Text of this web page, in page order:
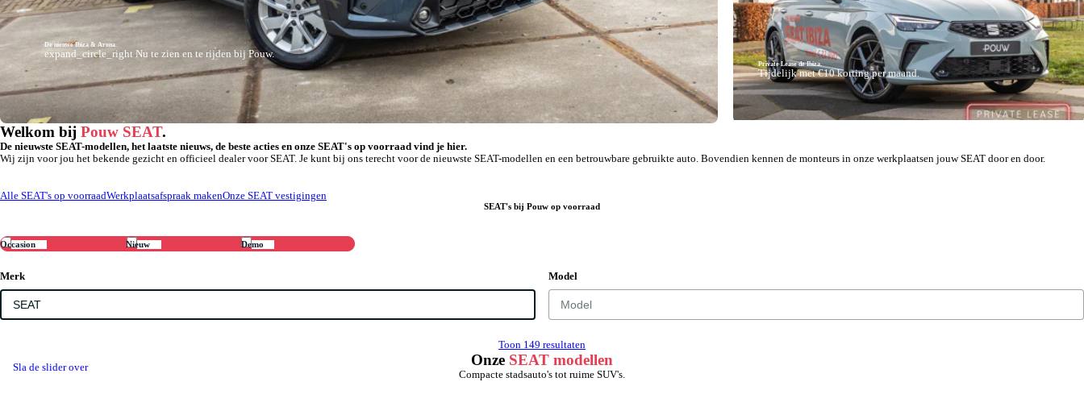
De nieuwe Ibiza & Arona.
expand_circle_rightNu te zien en te rijden bij Pouw.
Private Lease de Ibiza.
Tijdelijk met €10 korting per maand.
Welkom bij Pouw SEAT.
De nieuwste SEAT-modellen, het laatste nieuws, de beste acties en onze SEAT's op voorraad vind je hier.
Wij zijn voor jou het bekende gezicht en officieel dealer voor SEAT. Je kunt bij ons terecht voor de nieuwste SEAT-modellen en een betrouwbare gebruikte auto. Bovendien kennen de monteurs in onze werkplaatsen jouw SEAT door en door.
Alle SEAT's op voorraadWerkplaatsafspraak makenOnze SEAT vestigingen
SEAT's bij Pouw op voorraad
Occasion Nieuw Demo
Merk Model
Toon 149 resultaten
Onze SEAT modellen
Compacte stadsauto's tot ruime SUV's.
Sla de slider over